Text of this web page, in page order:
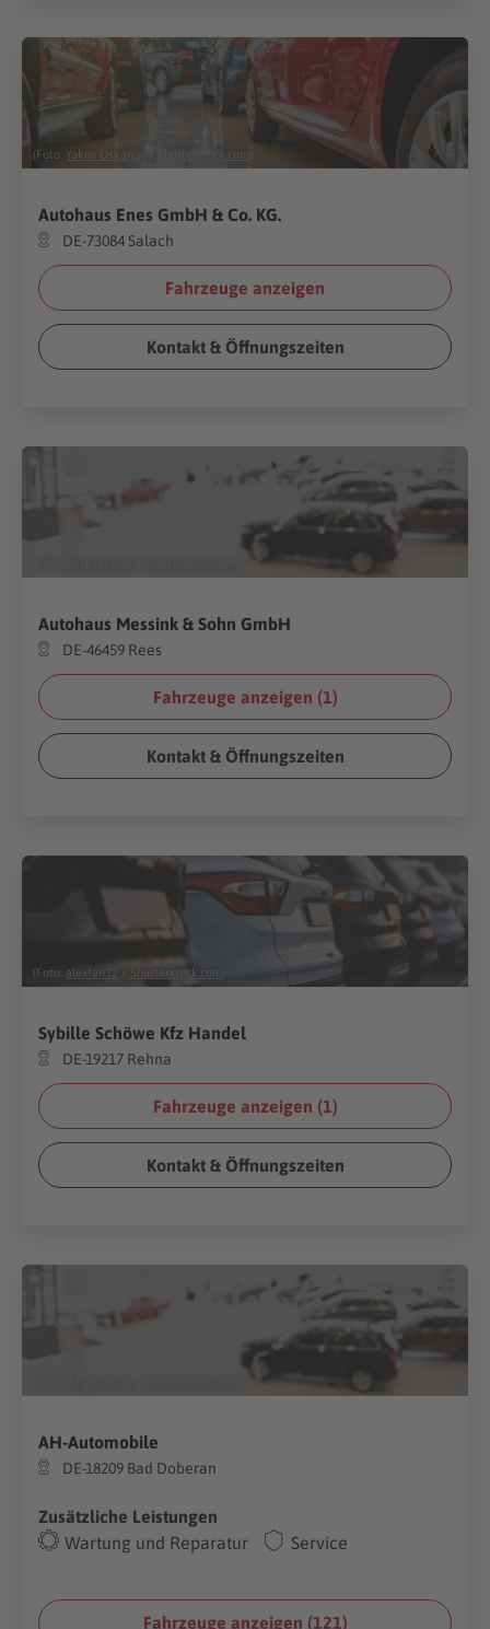
(Foto: Yakov Oskanov Shutterstock.com
Autohaus Enes GmbH & Co. KG.
DE-73084 Salach
Fahrzeuge anzeigen
Kontakt & Öffnungszeiten
Autohaus Messink & Sohn GmbH
DE-46459 Rees
Fahrzeuge anzeigen (1)
Kontakt & Öffnungszeiten
(Foto: alexfan32 Shutterstock.com
Sybille Schöwe Kfz Handel
DE-19217 Rehna
Fahrzeuge anzeigen (1)
Kontakt & Öffnungszeiten
AH-Automobile
DE-18209 Bad Doberan
Zusätzliche Leistungen
Wartung und Reparatur
Service
Fahrzeuge anzeigen (121)